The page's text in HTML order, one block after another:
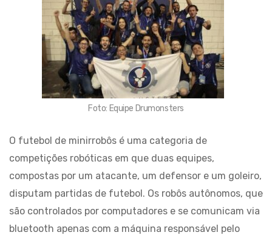
Foto: Equipe Drumonsters
O futebol de minirrobôs é uma categoria de
competições robóticas em que duas equipes,
compostas por um atacante, um defensor e um goleiro,
disputam partidas de futebol. Os robôs autônomos, que
são controlados por computadores e se comunicam via
bluetooth apenas com a máquina responsável pelo